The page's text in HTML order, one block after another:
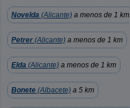
Novelda (Alicante) a menos de 1 km
Petrer (Alicante) a menos de 1 km
Elda (Alicante) a menos de 1 km
Bonete (Albacete) a 5 km